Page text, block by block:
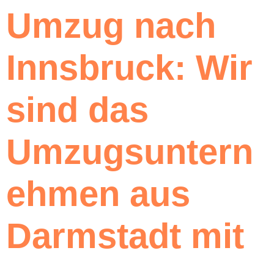
Umzug nach
Innsbruck: Wir
sind das
Umzugsuntern
ehmen aus
Darmstadt mit